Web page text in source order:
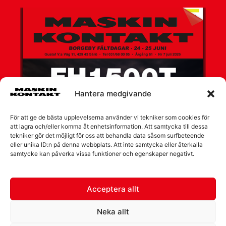
Hantera medgivande
För att ge de bästa upplevelserna använder vi tekniker som cookies för
att lagra och/eller komma åt enhetsinformation. Att samtycka till dessa
tekniker gör det möjligt för oss att behandla data såsom surfbeteende
eller unika ID:n på denna webbplats. Att inte samtycka eller återkalla
samtycke kan påverka vissa funktioner och egenskaper negativt.
Acceptera allt
Neka allt